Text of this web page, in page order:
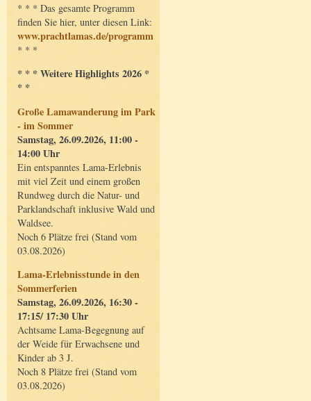
* * * Das gesamte Programm
finden Sie hier, unter diesen Link:
www.prachtlamas.de/programm
* * *
* * * Weitere Highlights 2026 *
* *
Große Lamawanderung im Park
- im Sommer
Samstag, 26.09.2026, 11:00 -
14:00 Uhr
Ein entspanntes Lama-Erlebnis
mit viel Zeit und einem großen
Rundweg durch die Natur- und
Parklandschaft inklusive Wald und
Waldsee.
Noch 6 Plätze frei (Stand vom
03.08.2026)
Lama-Erlebnisstunde in den
Sommerferien
Samstag, 26.09.2026, 16:30 -
17:15/ 17:30 Uhr
Achtsame Lama-Begegnung auf
der Weide für Erwachsene und
Kinder ab 3 J.
Noch 8 Plätze frei (Stand vom
03.08.2026)